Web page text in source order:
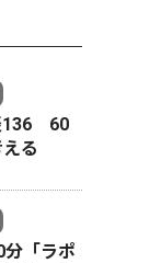
136 60
る
「ラポ